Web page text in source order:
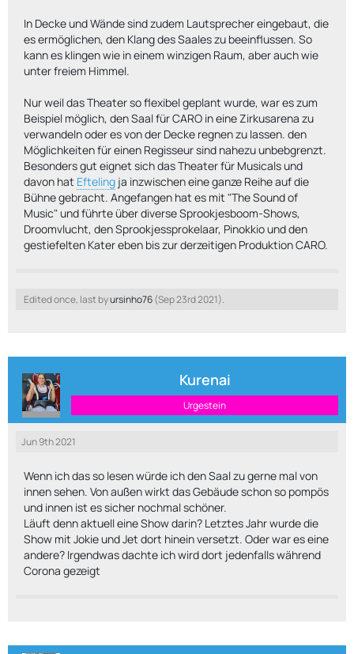
In Decke und Wände sind zudem Lautsprecher eingebaut, die
es ermöglichen, den Klang des Saales zu beeinflussen. So
kann es klingen wie in einem winzigen Raum, aber auch wie
unter freiem Himmel.
Nur weil das Theater so flexibel geplant wurde, war es zum
Beispiel möglich, den Saal für CARO in eine Zirkusarena zu
verwandeln oder es von der Decke regnen zu lassen. den
Möglichkeiten für einen Regisseur sind nahezu unbebgrenzt.
Besonders gut eignet sich das Theater für Musicals und
davon hat Efteling ja inzwischen eine ganze Reihe auf die
Bühne gebracht. Angefangen hat es mit "The Sound of
Music" und führte über diverse Sprookjesboom-Shows,
Droomvlucht, den Sprookjessprokelaar, Pinokkio und den
gestiefelten Kater eben bis zur derzeitigen Produktion CARO.
Edited once, last byursinho76(Sep 23rd 2021).
Kurenai
Urgestein
Jun 9th 2021
Wenn ich das so lesen würde ich den Saal zu gerne mal von
innen sehen. Von außen wirkt das Gebäude schon so pompös
und innen ist es sicher nochmal schöner.
Läuft denn aktuell eine Show darin? Letztes Jahr wurde die
Show mit Jokie und Jet dort hinein versetzt. Oder war es eine
andere? Irgendwas dachte ich wird dort jedenfalls während
Corona gezeigt